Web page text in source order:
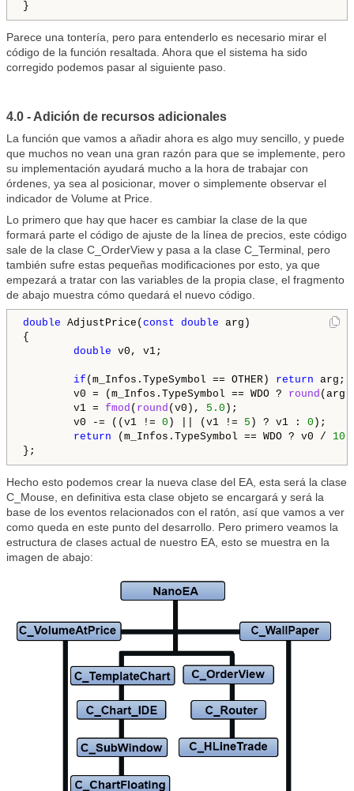
Parece una tontería, pero para entenderlo es necesario mirar el
código de la función resaltada. Ahora que el sistema ha sido
corregido podemos pasar al siguiente paso.
4.0 - Adición de recursos adicionales
La función que vamos a añadir ahora es algo muy sencillo, y puede
que muchos no vean una gran razón para que se implemente, pero
su implementación ayudará mucho a la hora de trabajar con
órdenes, ya sea al posicionar, mover o simplemente observar el
indicador de Volume at Price.
Lo primero que hay que hacer es cambiar la clase de la que
formará parte el código de ajuste de la línea de precios, este código
sale de la clase C_OrderView y pasa a la clase C_Terminal, pero
también sufre estas pequeñas modificaciones por esto, ya que
empezará a tratar con las variables de la propia clase, el fragmento
de abajo muestra cómo quedará el nuevo código.
double AdjustPrice( const double arg)
{
double v0, v1;
if (m_Infos.TypeSymbol == OTHER) return arg;
v0 = (m_Infos.TypeSymbol == WDO ? round
v1 = fmod ( round (v0), 5.0 );
v0 -= ((v1 != 0 ) || (v1 != 5 ) ? v1 : 0 );
return (m_Infos.TypeSymbol == WDO ? v0 /
Hecho esto podemos crear la nueva clase del EA, esta será la clase
C_Mouse, en definitiva esta clase objeto se encargará y será la
base de los eventos relacionados con el ratón, así que vamos a ver
como queda en este punto del desarrollo. Pero primero veamos la
estructura de clases actual de nuestro EA, esto se muestra en la
imagen de abajo: